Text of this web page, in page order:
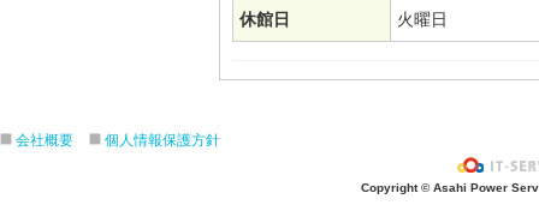
休館日 火曜日
会社概要 個人情報保護方針
Copyright © Asahi Power